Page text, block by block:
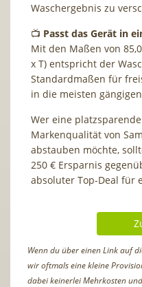
Waschergebnis zu
📺 Passt das Gerät in
Mit den Maßen von
x T) entspricht der
Standardmaßen für
in die meisten
Wer eine
Markenqualität von
abstauben möchte,
250 € Ersparnis
absoluter Top-Deal für
Wenn du über einen Link auf
wir oftmals eine kleine
dabei keinerlei Mehrkosten